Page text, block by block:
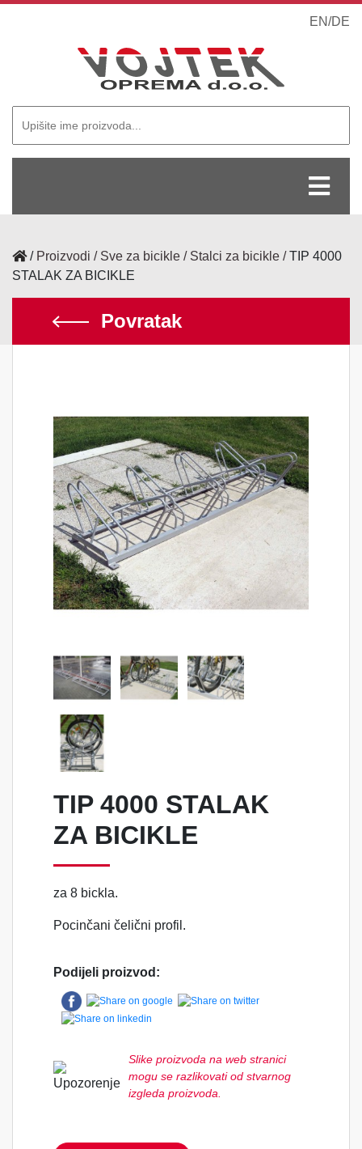
EN/DE
/ Proizvodi Sve za bicikle Stalci za bicikle
TIP 4000
STALAK ZA BICIKLE
Povratak
TIP 4000 STALAK
ZA BICIKLE
za 8 bickla.
Pocinčani čelični profil.
Podijeli proizvod:
Slike proizvoda na web stranici
mogu se razlikovati od stvarnog
izgleda proizvoda.